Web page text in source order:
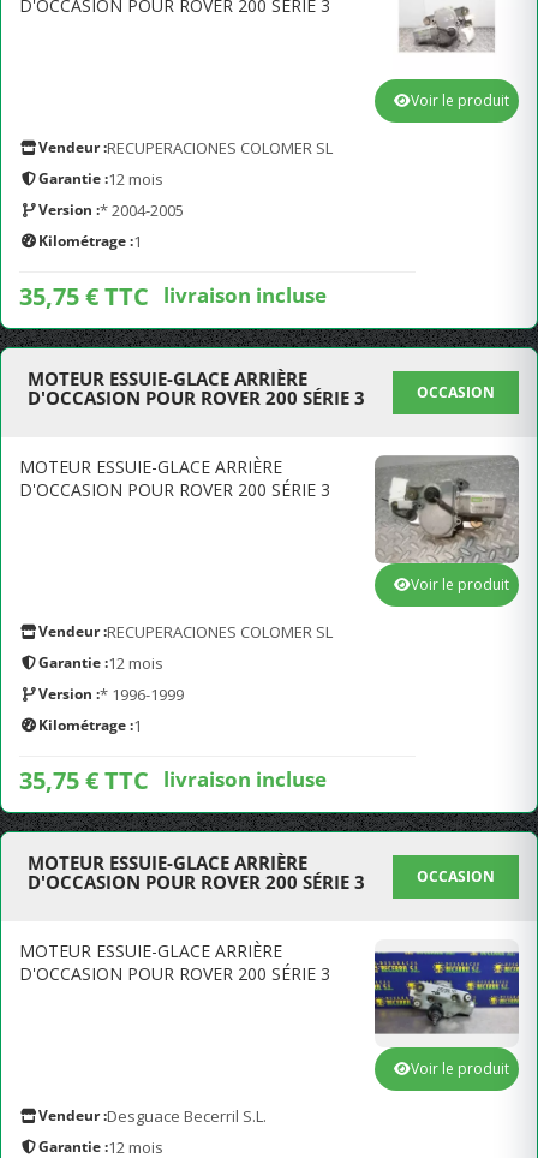
D'OCCASION POUR ROVER 200 SÉRIE 3
Vendeur :RECUPERACIONES COLOMER SL
Garantie :12 mois
Version :* 2004-2005
Kilométrage :1
35,75 € TTC livraison incluse
Voir le produit
MOTEUR ESSUIE-GLACE ARRIÈRE
D'OCCASION POUR ROVER 200 SÉRIE 3
OCCASION
MOTEUR ESSUIE-GLACE ARRIÈRE
D'OCCASION POUR ROVER 200 SÉRIE 3
Vendeur :RECUPERACIONES COLOMER SL
Garantie :12 mois
Version :* 1996-1999
Kilométrage :1
35,75 € TTC livraison incluse
Voir le produit
MOTEUR ESSUIE-GLACE ARRIÈRE
D'OCCASION POUR ROVER 200 SÉRIE 3
OCCASION
MOTEUR ESSUIE-GLACE ARRIÈRE
D'OCCASION POUR ROVER 200 SÉRIE 3
Vendeur :Desguace Becerril S.L.
Garantie :12 mois
Voir le produit